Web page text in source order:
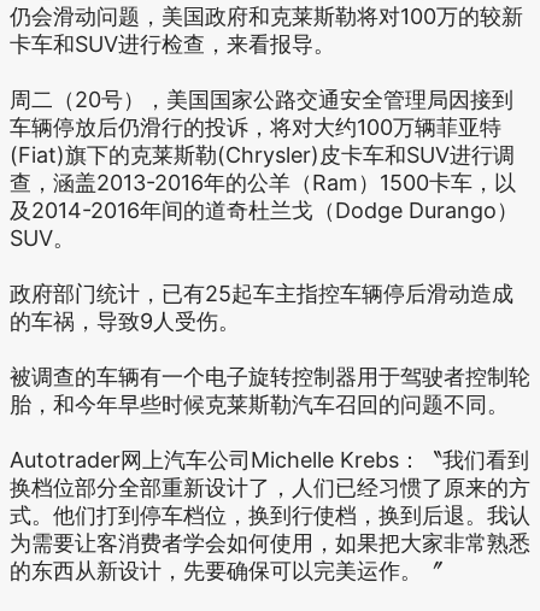
仍会滑动问题，美国政府和克莱斯勒将对100万的较新
卡车和SUV进行检查，来看报导。
周二（20号），美国国家公路交通安全管理局因接到
车辆停放后仍滑行的投诉，将对大约100万辆菲亚特
(Fiat)旗下的克莱斯勒(Chrysler)皮卡车和SUV进行调
查，涵盖2013-2016年的公羊（Ram）1500卡车，以
及2014-2016年间的道奇杜兰戈（Dodge Durango）
SUV。
政府部门统计，已有25起车主指控车辆停后滑动造成
的车祸，导致9人受伤。
被调查的车辆有一个电子旋转控制器用于驾驶者控制轮
胎，和今年早些时候克莱斯勒汽车召回的问题不同。
Autotrader网上汽车公司Michelle Krebs：〝我们看到
换档位部分全部重新设计了，人们已经习惯了原来的方
式。他们打到停车档位，换到行使档，换到后退。我认
为需要让客消费者学会如何使用，如果把大家非常熟悉
的东西从新设计，先要确保可以完美运作。〞